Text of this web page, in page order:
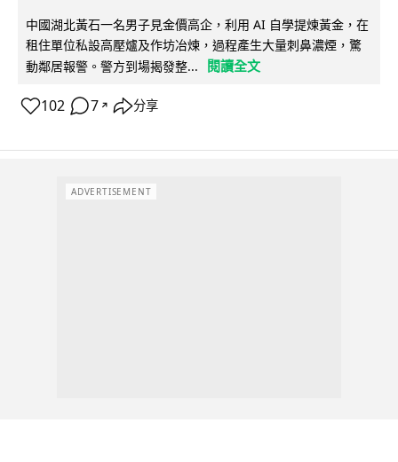
中國湖北黃石一名男子見金價高企，利用 AI 自學提煉黃金，在
租住單位私設高壓爐及作坊冶煉，過程產生大量刺鼻濃煙，驚
動鄰居報警。警方到場揭發整...
閱讀全文
102 7 ↗ 分享
ADVERTISEMENT